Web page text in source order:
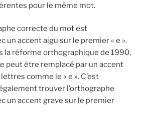
pour le même mot.
correcte du mot est
un accent aigu sur le premier « e ».
la réforme orthographique de 1990,
peut être remplacé par un accent
comme le « e ». C’est
trouver l’orthographe
un accent grave sur le premier